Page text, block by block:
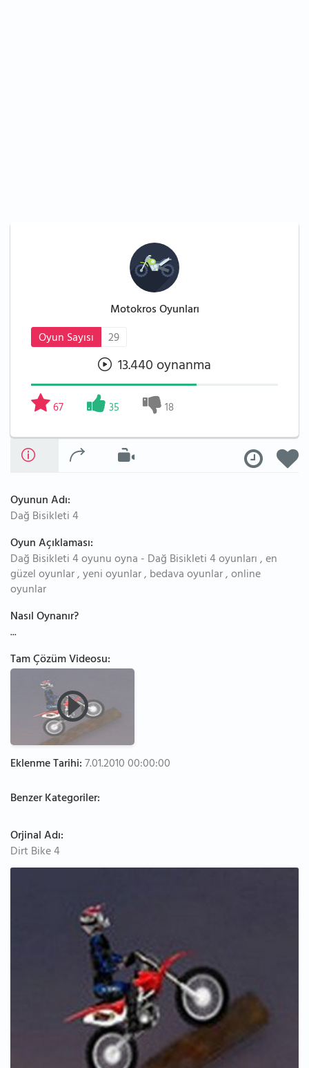
Motokros Oyunları
Oyun Sayısı
29
13.440 oynanma
67 35 18
Oyunun Adı:
Dağ Bisikleti 4
Oyun Açıklaması:
Dağ Bisikleti 4 oyunu oyna - Dağ Bisikleti 4 oyunları , en
güzel oyunlar , yeni oyunlar , bedava oyunlar , online
oyunlar
Nasıl Oynanır?
...
Tam Çözüm Videosu:
Eklenme Tarihi:7.01.2010 00:00:00
Benzer Kategoriler:
Orjinal Adı:
Dirt Bike 4